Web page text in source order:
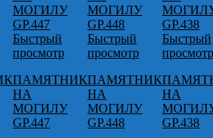
Быстрый
просмотр
ПАМЯТНИК
НА
МОГИЛУ
GP.447
Быстрый
просмотр
ПАМЯТНИК
НА
МОГИЛУ
GP.448
Быстрый
НА
GP.438